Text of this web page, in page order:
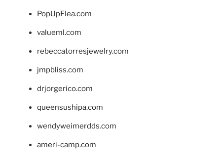
PopUpFlea.com
valueml.com
rebeccatorresjewelry.com
jmpbliss.com
drjorgerico.com
queensushipa.com
wendyweimerdds.com
ameri-camp.com